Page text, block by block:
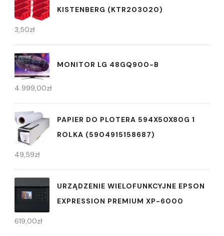
KISTENBERG (KTR203020)
3,50zł
MONITOR LG 48GQ900-B
4 999,00zł
PAPIER DO PLOTERA 594X50X80G 1
ROLKA (5904915158687)
49,59zł
URZĄDZENIE WIELOFUNKCYJNE EPSON
EXPRESSION PREMIUM XP-6000
619,00zł